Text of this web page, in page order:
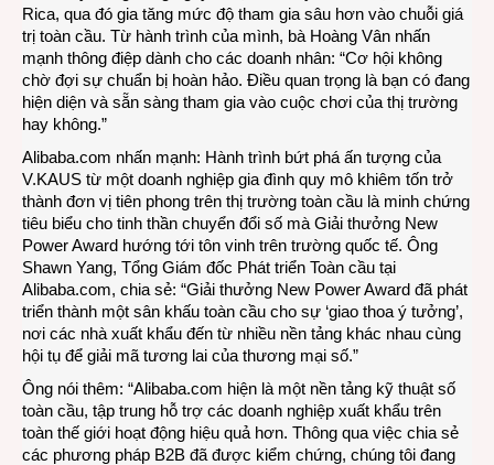
Rica, qua đó gia tăng mức độ tham gia sâu hơn vào chuỗi giá
trị toàn cầu. Từ hành trình của mình, bà Hoàng Vân nhấn
mạnh thông điệp dành cho các doanh nhân: “Cơ hội không
chờ đợi sự chuẩn bị hoàn hảo. Điều quan trọng là bạn có đang
hiện diện và sẵn sàng tham gia vào cuộc chơi của thị trường
hay không.”
Alibaba.com nhấn mạnh: Hành trình bứt phá ấn tượng của
V.KAUS từ một doanh nghiệp gia đình quy mô khiêm tốn trở
thành đơn vị tiên phong trên thị trường toàn cầu là minh chứng
tiêu biểu cho tinh thần chuyển đổi số mà Giải thưởng New
Power Award hướng tới tôn vinh trên trường quốc tế. Ông
Shawn Yang, Tổng Giám đốc Phát triển Toàn cầu tại
Alibaba.com, chia sẻ: “Giải thưởng New Power Award đã phát
triển thành một sân khấu toàn cầu cho sự ‘giao thoa ý tưởng’,
nơi các nhà xuất khẩu đến từ nhiều nền tảng khác nhau cùng
hội tụ để giải mã tương lai của thương mại số.”
Ông nói thêm: “Alibaba.com hiện là một nền tảng kỹ thuật số
toàn cầu, tập trung hỗ trợ các doanh nghiệp xuất khẩu trên
toàn thế giới hoạt động hiệu quả hơn. Thông qua việc chia sẻ
các phương pháp B2B đã được kiểm chứng, chúng tôi đang